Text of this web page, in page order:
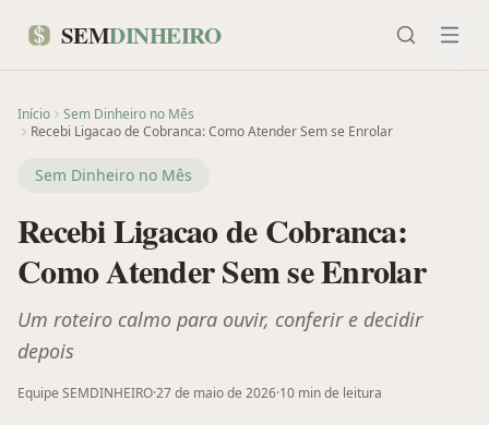
SEMDINHEIRO
Início
Sem Dinheiro no Mês
Recebi Ligacao de Cobranca: Como Atender Sem se Enrolar
Sem Dinheiro no Mês
Recebi Ligacao de Cobranca:
Como Atender Sem se Enrolar
Um roteiro calmo para ouvir, conferir e decidir
depois
Equipe SEMDINHEIRO·27 de maio de 2026·10 minde leitura